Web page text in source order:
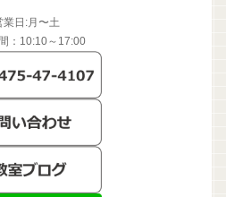
業日:月〜土
：10:10～17:00